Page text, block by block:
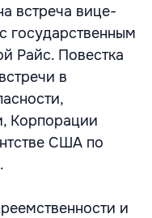
встреча вице-
государственным
Райс. Повестка
в
Корпорации
США по
и